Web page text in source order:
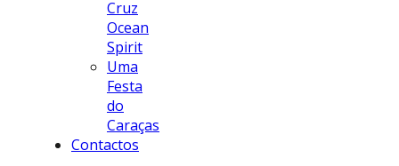
Cruz
Ocean
Spirit
Uma
Festa
do
Caraças
Contactos